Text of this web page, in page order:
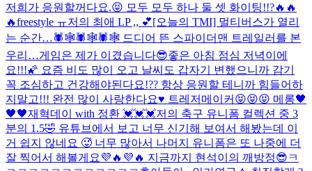
저희가 응원할꺼다요.😝 모두 모두 하나 둘 셋 화이팅!!?🔥🔥
🔥freestyle ㅠ저의 최애 LP ,, 💕[오늘의 TMI] 멀티버스가 열리
는 순간…🕷🕸🕷🕸🕷🕸 드디어 뜬 스파이더맨 트레일러를 본
우리…게임은 제가 이겼습니다😎좋은 아침 점심 저녁이에
요!!!🌠 요즘 비도 많이 오고 날씨도 갑자기 변했으니까 감기
꼭 조심하고 건강해야된다요!?? 항상 응원할 테니까 힘들어하
지말고!!! 완전 많이 사랑한다요♥️ 트레저메이커😝😝😝 메롱🖤
🖤🖤재혁데이 with 정환 💓💓💓저의 축구 유니폼 컬렉션 중 3
분의 1.5🤣 유튜브에서 보고 너무 신기해 보여서 해봤는데 이
거 쉽지 않네요 🥵 너무 많아서 나머지 유니폼은 또 나중에 더
잘 찍어서 해볼게요💜🔥💜🔥 지금까지 현석이의 깨방정😎ㅋ